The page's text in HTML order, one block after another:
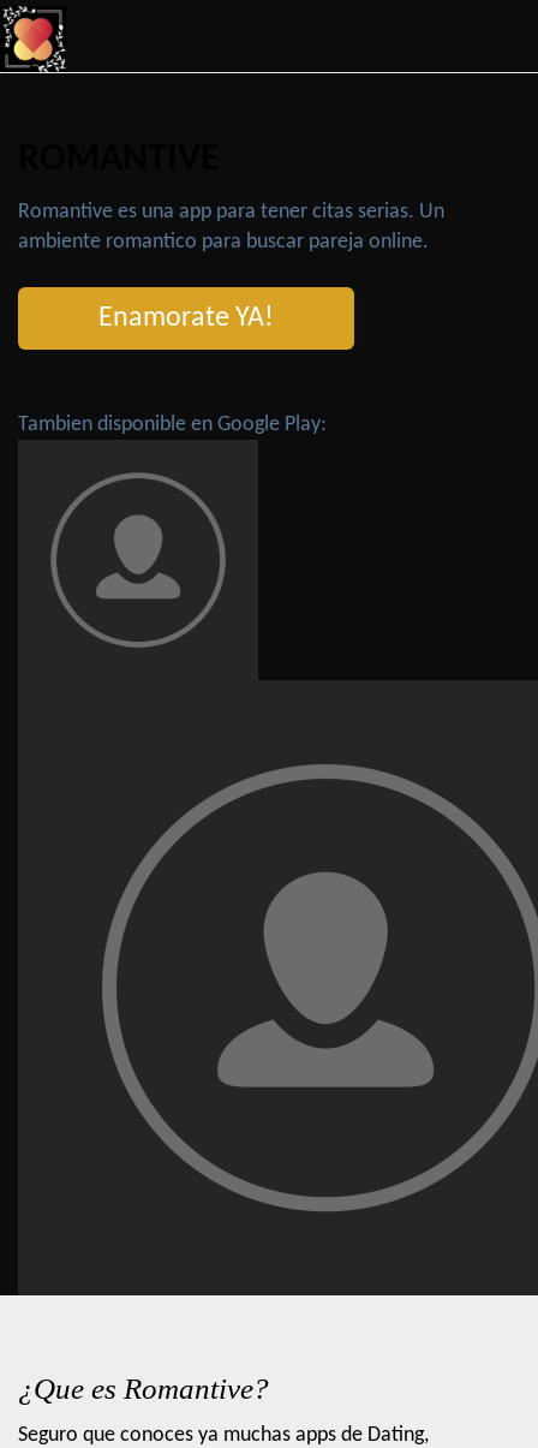
Romantive es una app para tener citas serias. Un
ambiente romantico para buscar pareja online.
Enamorate YA!
Tambien disponible en Google Play:
¿Que es Romantive?
Seguro que conoces ya muchas apps de Dating,